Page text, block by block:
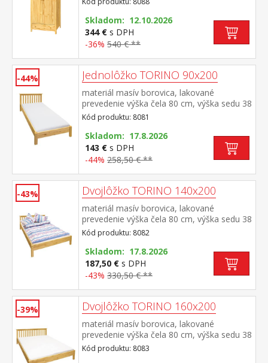
zásuvka s kovovými pojazdmi odporúčaný
nadstavec 8188
Skladom: 12.10.2026
344 € s DPH
-36% 540 € **
-44% Jednolôžko TORINO 90x200
materiál masív borovica, lakované
prevedenie výška čela 80 cm, výška sedu 38
cm, cena bez roštu a matraca minimálna
odporúčaná výška matraca 15 cm
odporúčaný rozmer matraca 90 × 200 cm a
rošt R1 odporúčaná nosnosť do 120 kg
Kód produktu: 8081
Skladom: 17.8.2026
143 € s DPH
-44% 258,50 € **
-43% Dvojlôžko TORINO 140x200
materiál masív borovica, lakované
prevedenie výška čela 80 cm, výška sedu 38
cm, cena bez roštu a matraca minimálna
odporúčaná výška matraca 15 cm
odporúčaný rozmer matraca 140 × 200 cm
a rošt R3 odporúčaná nosnosť do 120 kg
na každej polovici postele
Kód produktu: 8082
Skladom: 17.8.2026
187,50 € s DPH
-43% 330,50 € **
-39% Dvojlôžko TORINO 160x200
materiál masív borovica, lakované
prevedenie výška čela 80 cm, výška sedu 38
cm, cena bez roštu a matraca minimálna
odporúčaná výška matraca 15 cm
Kód produktu: 8083